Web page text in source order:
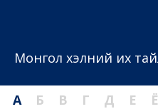
Монгол хэлний их
А Б В Г Д Е Ё